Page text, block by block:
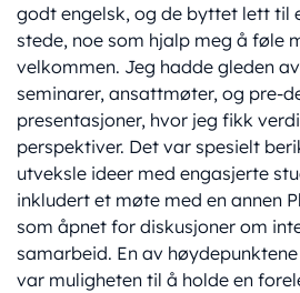
godt engelsk, og de byttet lett til
stede, noe som hjalp meg å føle
velkommen. Jeg hadde gleden
seminarer, ansattmøter, og pre-
presentasjoner, hvor jeg fikk
perspektiver. Det var spesielt
utveksle ideer med engasjerte
inkludert et møte med en annen
som åpnet for diskusjoner om
samarbeid. En av
var muligheten til å holde en